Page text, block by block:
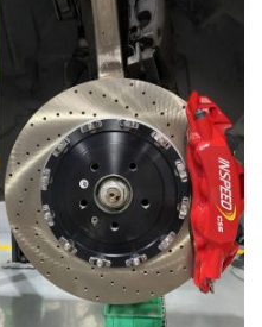
【真正碳為觀止!! McLaren
720S升級攻略】
【不能錯過的最新升級改
Instagram Reels】
【全球限量一部!! McLaren
650S Project Kilo升級攻